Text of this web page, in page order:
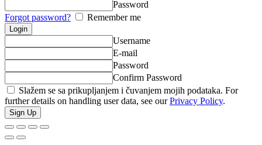
Password
Forgot password?
Remember me
Username
E-mail
Password
Confirm Password
Slažem se sa prikupljanjem i čuvanjem mojih podataka. For
further details on handling user data, see ourPrivacy Policy.